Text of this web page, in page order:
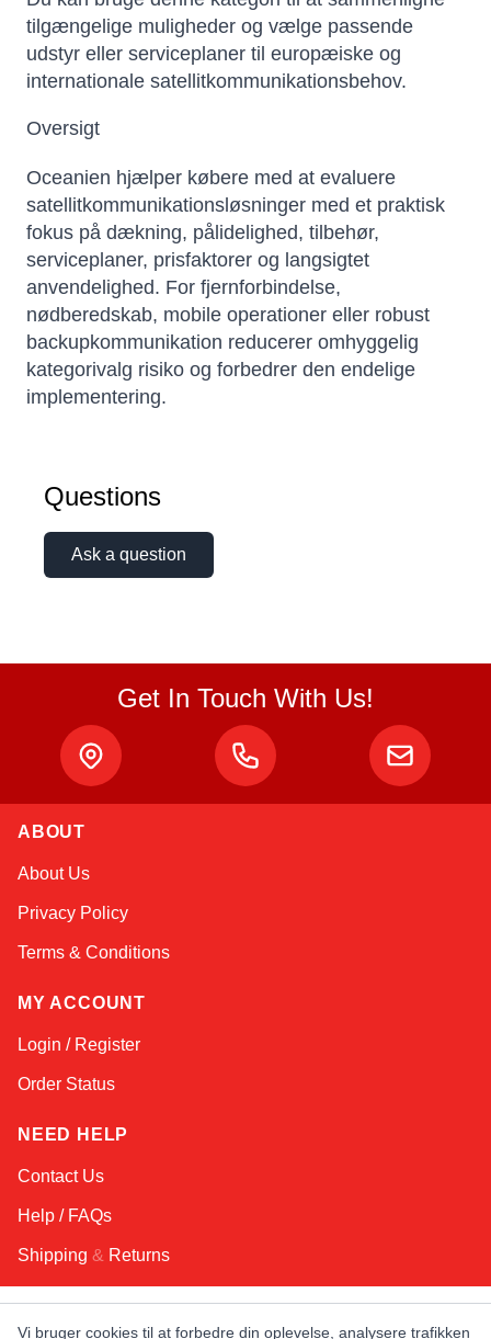
tilgængelige muligheder og vælge passende
udstyr eller serviceplaner til europæiske og
internationale satellitkommunikationsbehov.
Oversigt
Oceanien hjælper købere med at evaluere
satellitkommunikationsløsninger med et praktisk
fokus på dækning, pålidelighed, tilbehør,
serviceplaner, prisfaktorer og langsigtet
anvendelighed. For fjernforbindelse,
nødberedskab, mobile operationer eller robust
backupkommunikation reducerer omhyggelig
kategorivalg risiko og forbedrer den endelige
implementering.
Questions
Ask a question
Get In Touch With Us!
ABOUT
About Us
Privacy Policy
Terms & Conditions
MY ACCOUNT
Login / Register
Order Status
NEED HELP
Contact Us
Help / FAQs
Shipping & Returns
KEEP IN TOUCH!
Vi bruger cookies til at forbedre din oplevelse, analysere trafikken